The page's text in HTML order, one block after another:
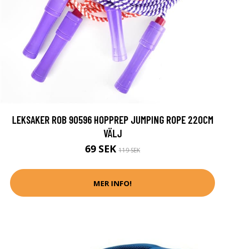
LEKSAKER ROB 90596 HOPPREP JUMPING ROPE 220CM
VÄLJ
69 SEK 119 SEK
MER INFO!